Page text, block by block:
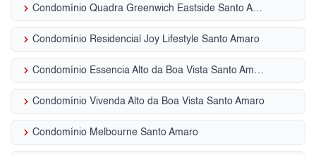
keyboard_arrow_right Condomínio Quadra Greenwich Eastside Santo Amaro
keyboard_arrow_right Condomínio Residencial Joy Lifestyle Santo Amaro
keyboard_arrow_right Condomínio Essencia Alto da Boa Vista Santo Amaro
keyboard_arrow_right Condomínio Vivenda Alto da Boa Vista Santo Amaro
keyboard_arrow_right Condomínio Melbourne Santo Amaro